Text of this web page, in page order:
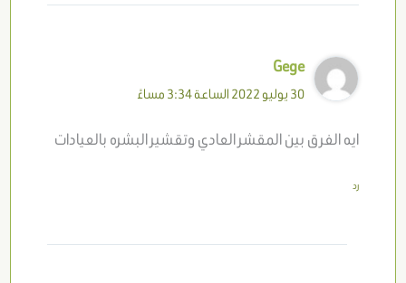
Gege
30 يوليو 2022 الساعة 3:34 مساءً
ايه الفرق بين المقشر العادي وتقشير البشره بالعيادات
رد